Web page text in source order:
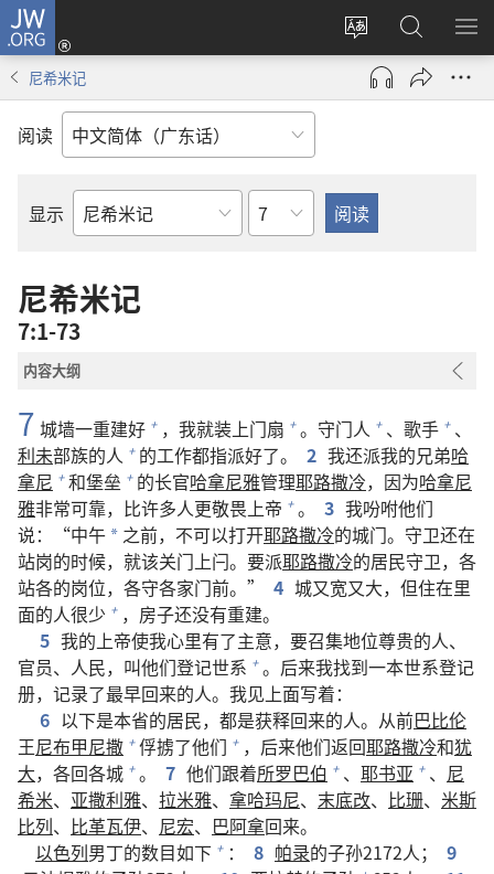
JW.ORG
更
改
网
登
录
（打
搜
索
JW.ORG
显
尼希米记
阅读
显示
圣
经
卷
章
尼希米记
7:1-73
内容大纲
7 城墙一重建好 + ，我就装上门扇 + 。守门人 + 、歌手 + 、
利未部族的人 + 的工作都指派好了。 2 我还派我的兄弟哈
拿尼 + 和堡垒 + 的长官哈拿尼雅管理耶路撒冷，因为哈拿尼
雅非常可靠，比许多人更敬畏上帝 + 。 3 我吩咐他们
说：“中午 * 之前，不可以打开耶路撒冷的城门。守卫还在
站岗的时候，就该关门上闩。要派耶路撒冷的居民守卫，各
站各的岗位，各守各家门前。”
4 城又宽又大，但住在里
面的人很少 + ，房子还没有重建。
5 我的上帝使我心里有了主意，要召集地位尊贵的人、
官员、人民，叫他们登记世系 + 。后来我找到一本世系登记
册，记录了最早回来的人。我见上面写着：
6 以下是本省的居民，都是获释回来的人。从前巴比伦
王尼布甲尼撒 + 俘掳了他们 + ，后来他们返回耶路撒冷和犹
大，各回各城 + 。 7 他们跟着所罗巴伯 + 、 耶书亚 + 、 尼
希米、 亚撒利雅、 拉米雅、 拿哈玛尼、 末底改、 比珊、 米斯
比列、 比革瓦伊、 尼宏、 巴阿拿回来。
以色列男丁的数目如下 + ： 8 帕录的子孙2172人；
9